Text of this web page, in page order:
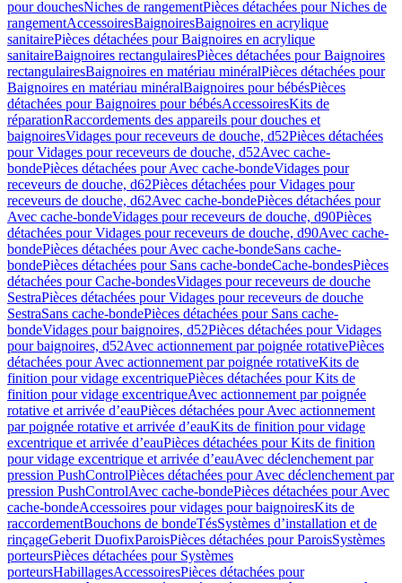
pour douchesNiches de rangementPièces détachées pour Niches de
rangementAccessoiresBaignoiresBaignoires en acrylique
sanitairePièces détachées pour Baignoires en acrylique
sanitaireBaignoires rectangulairesPièces détachées pour Baignoires
rectangulairesBaignoires en matériau minéralPièces détachées pour
Baignoires en matériau minéralBaignoires pour bébésPièces
détachées pour Baignoires pour bébésAccessoiresKits de
réparationRaccordements des appareils pour douches et
baignoiresVidages pour receveurs de douche, d52Pièces détachées
pour Vidages pour receveurs de douche, d52Avec cache-
bondePièces détachées pour Avec cache-bondeVidages pour
receveurs de douche, d62Pièces détachées pour Vidages pour
receveurs de douche, d62Avec cache-bondePièces détachées pour
Avec cache-bondeVidages pour receveurs de douche, d90Pièces
détachées pour Vidages pour receveurs de douche, d90Avec cache-
bondePièces détachées pour Avec cache-bondeSans cache-
bondePièces détachées pour Sans cache-bondeCache-bondesPièces
détachées pour Cache-bondesVidages pour receveurs de douche
SestraPièces détachées pour Vidages pour receveurs de douche
SestraSans cache-bondePièces détachées pour Sans cache-
bondeVidages pour baignoires, d52Pièces détachées pour Vidages
pour baignoires, d52Avec actionnement par poignée rotativePièces
détachées pour Avec actionnement par poignée rotativeKits de
finition pour vidage excentriquePièces détachées pour Kits de
finition pour vidage excentriqueAvec actionnement par poignée
rotative et arrivée d’eauPièces détachées pour Avec actionnement
par poignée rotative et arrivée d’eauKits de finition pour vidage
excentrique et arrivée d’eauPièces détachées pour Kits de finition
pour vidage excentrique et arrivée d’eauAvec déclenchement par
pression PushControlPièces détachées pour Avec déclenchement par
pression PushControlAvec cache-bondePièces détachées pour Avec
cache-bondeAccessoires pour vidages pour baignoiresKits de
raccordementBouchons de bondeTésSystèmes d’installation et de
rinçageGeberit DuofixParoisPièces détachées pour ParoisSystèmes
porteursPièces détachées pour Systèmes
porteursHabillagesAccessoiresPièces détachées pour